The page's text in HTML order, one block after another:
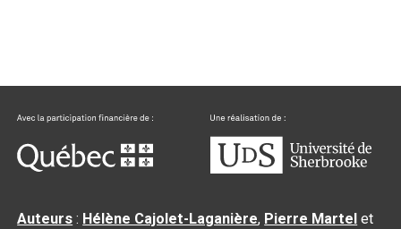
Auteurs : Hélène Cajolet-Laganière, Pierre Martel et